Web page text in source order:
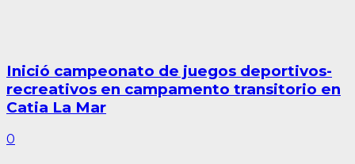
Inició campeonato de juegos deportivos-
recreativos en campamento transitorio en
Catia La Mar
0